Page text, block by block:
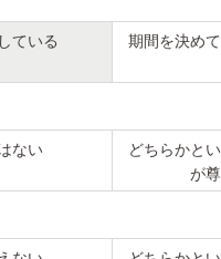
ている 期間を決め
ない
どちらかと
が